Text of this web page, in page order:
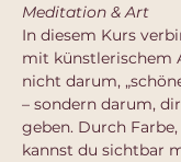
Meditation & Art
In diesem Kurs
mit künstlerischem
nicht darum,
– sondern darum,
geben. Durch
kannst du sichtbar